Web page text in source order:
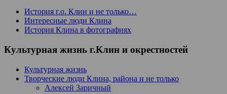
История г.о. Клин и не только…
Интересные люди Клина
История Клина в фотографиях
Культурная жизнь г.Клин и окрестностей
Культурная жизнь
Творческие люди Клина, района и не только
Алексей Заричный